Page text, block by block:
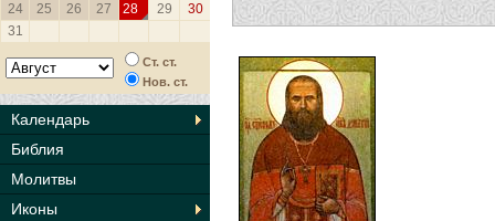
24
25 26 27 28 29
30
31
Ст. ст.
Нов. ст.
Календарь
Библия
Молитвы
Иконы